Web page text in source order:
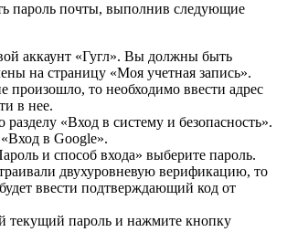
пароль почты, выполнив следующие
аккаунт «Гугл». Вы должны быть
на страницу «Моя учетная запись».
произошло, то необходимо ввести адрес
в нее.
«Вход в систему и безопасность».
в Google».
и способ входа» выберите пароль.
двухуровневую верификацию, то
ввести подтверждающий код от
текущий пароль и нажмите кнопку